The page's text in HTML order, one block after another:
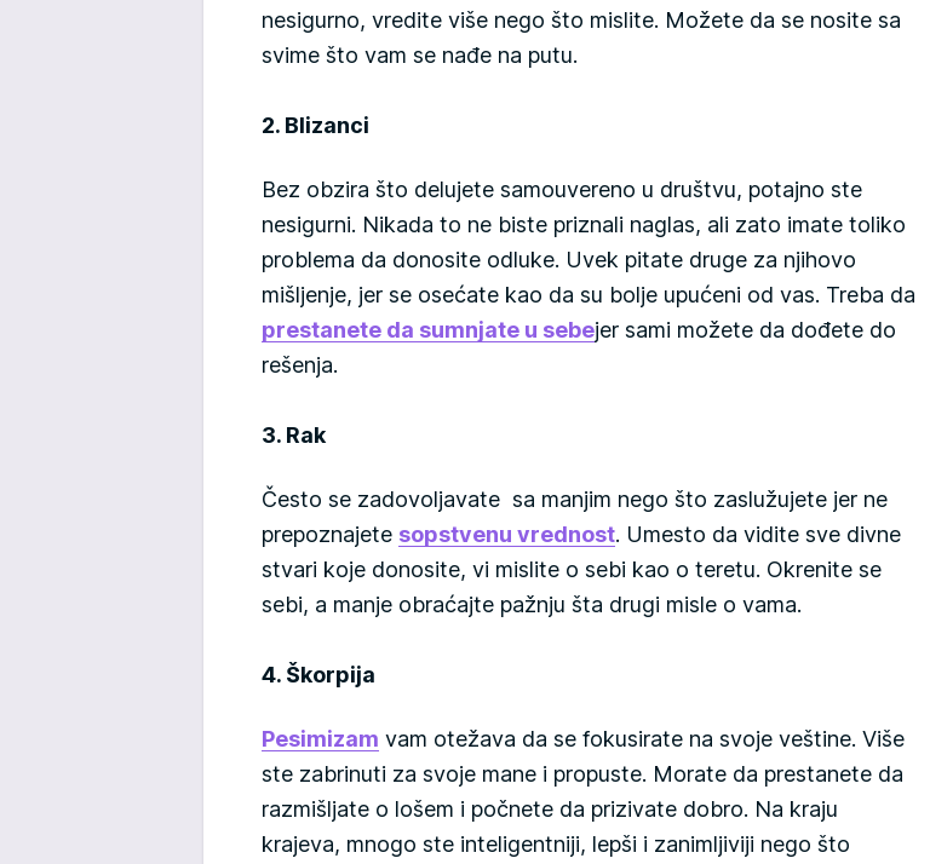
nesigurno, vredite više nego što mislite. Možete da se nosite sa
svime što vam se nađe na putu.
2. Blizanci
Bez obzira što delujete samouvereno u društvu, potajno ste
nesigurni. Nikada to ne biste priznali naglas, ali zato imate toliko
problema da donosite odluke. Uvek pitate druge za njihovo
mišljenje, jer se osećate kao da su bolje upućeni od vas. Treba da
prestanete da sumnjate u sebejer sami možete da dođete do
rešenja.
3. Rak
Često se zadovoljavate sa manjim nego što zaslužujete jer ne
prepoznajete sopstvenu vrednost. Umesto da vidite sve divne
stvari koje donosite, vi mislite o sebi kao o teretu. Okrenite se
sebi, a manje obraćajte pažnju šta drugi misle o vama.
4. Škorpija
Pesimizam vam otežava da se fokusirate na svoje veštine. Više
ste zabrinuti za svoje mane i propuste. Morate da prestanete da
razmišljate o lošem i počnete da prizivate dobro. Na kraju
krajeva, mnogo ste inteligentniji, lepši i zanimljiviji nego što